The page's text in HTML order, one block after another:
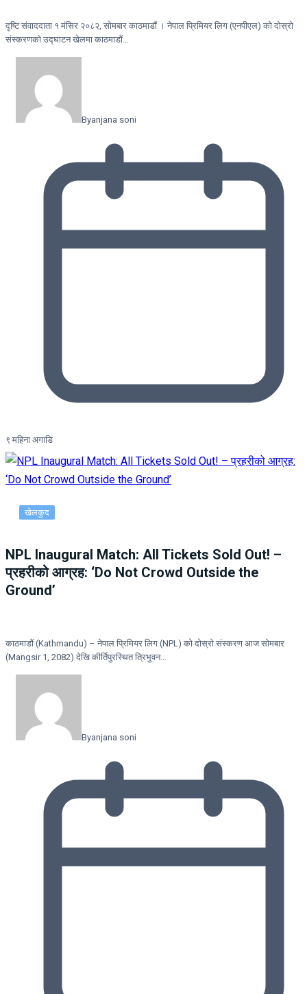
दृष्टि संवाददाता १ मंसिर २०८२, सोमबार काठमाडौं । नेपाल प्रिमियर लिग (एनपीएल) को दोस्रो
संस्करणको उद्घाटन खेलमा काठमाडौं…
Byanjana soni
९ महिना अगाडि
खेलकुद
NPL Inaugural Match: All Tickets Sold Out! –
प्रहरीको आग्रह: ‘Do Not Crowd Outside the
Ground’
काठमाडौं (Kathmandu) – नेपाल प्रिमियर लिग (NPL) को दोस्रो संस्करण आज सोमबार
(Mangsir 1, 2082) देखि कीर्तिपुरस्थित त्रिभुवन…
Byanjana soni